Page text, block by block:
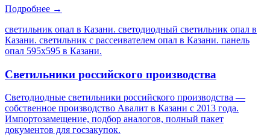
Подробнее →
светильник опал в Казани. светодиодный светильник опал в
Казани. светильник с рассеивателем опал в Казани. панель
опал 595х595 в Казани.
Светильники российского производства
Светодиодные светильники российского производства —
собственное производство Авалит в Казани с 2013 года.
Импортозамещение, подбор аналогов, полный пакет
документов для госзакупок.